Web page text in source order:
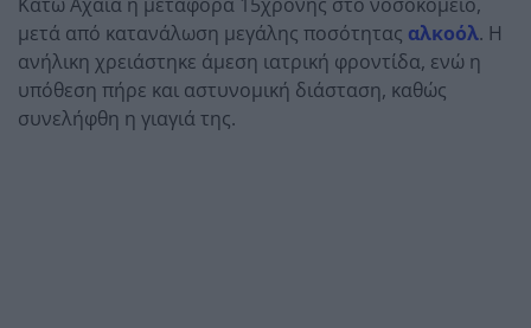
μετά από κατανάλωση μεγάλης ποσότητας αλκοόλ. Η
ανήλικη χρειάστηκε άμεση ιατρική φροντίδα, ενώ η
υπόθεση πήρε και αστυνομική διάσταση, καθώς
συνελήφθη η γιαγιά της.